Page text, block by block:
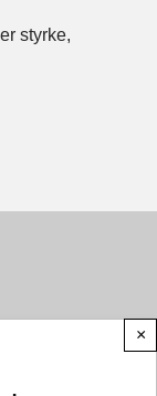
styrke,
×